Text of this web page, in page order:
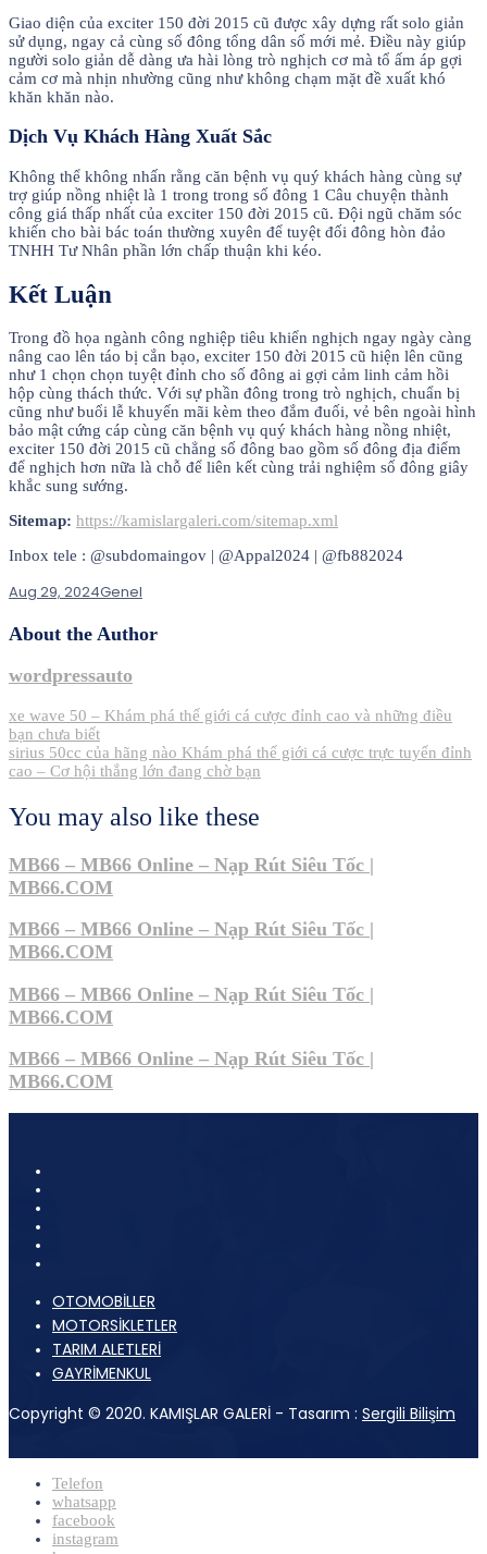
Giao diện của exciter 150 đời 2015 cũ được xây dựng rất solo giản
sử dụng, ngay cả cùng số đông tổng dân số mới mẻ. Điều này giúp
người solo giản dễ dàng ưa hài lòng trò nghịch cơ mà tổ ấm áp gợi
cảm cơ mà nhịn nhường cũng như không chạm mặt đề xuất khó
khăn khăn nào.
Dịch Vụ Khách Hàng Xuất Sắc
Không thể không nhấn rằng căn bệnh vụ quý khách hàng cùng sự
trợ giúp nồng nhiệt là 1 trong trong số đông 1 Câu chuyện thành
công giá thấp nhất của exciter 150 đời 2015 cũ. Đội ngũ chăm sóc
khiến cho bài bác toán thường xuyên để tuyệt đối đông hòn đảo
TNHH Tư Nhân phần lớn chấp thuận khi kéo.
Kết Luận
Trong đồ họa ngành công nghiệp tiêu khiển nghịch ngay ngày càng
nâng cao lên táo bị cắn bạo, exciter 150 đời 2015 cũ hiện lên cũng
như 1 chọn chọn tuyệt đỉnh cho số đông ai gợi cảm linh cảm hồi
hộp cùng thách thức. Với sự phần đông trong trò nghịch, chuẩn bị
cũng như buổi lễ khuyến mãi kèm theo đắm đuối, vẻ bên ngoài hình
bảo mật cứng cáp cùng căn bệnh vụ quý khách hàng nồng nhiệt,
exciter 150 đời 2015 cũ chẳng số đông bao gồm số đông địa điểm
để nghịch hơn nữa là chỗ để liên kết cùng trải nghiệm số đông giây
khắc sung sướng.
Sitemap: https://kamislargaleri.com/sitemap.xml
Inbox tele : @subdomaingov | @Appal2024 | @fb882024
Aug 29, 2024Genel
About the Author
wordpressauto
Post
navigation
xe wave 50 – Khám phá thế giới cá cược đỉnh cao và những điều
bạn chưa biết
sirius 50cc của hãng nào Khám phá thế giới cá cược trực tuyến đỉnh
cao – Cơ hội thắng lớn đang chờ bạn
You may also like these
MB66 – MB66 Online – Nạp Rút Siêu Tốc |
MB66.COM
MB66 – MB66 Online – Nạp Rút Siêu Tốc |
MB66.COM
MB66 – MB66 Online – Nạp Rút Siêu Tốc |
MB66.COM
MB66 – MB66 Online – Nạp Rút Siêu Tốc |
MB66.COM
OTOMOBİLLER
MOTORSİKLETLER
TARIM ALETLERİ
GAYRİMENKUL
Copyright © 2020. KAMIŞLAR GALERİ - Tasarım : Sergili Bilişim
Telefon
whatsapp
facebook
instagram